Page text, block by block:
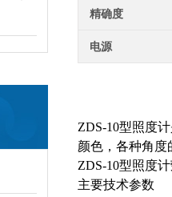
精确度
电源
ZDS-10型照度
颜色，各种角度
ZDS-10型照度
主要技术参数